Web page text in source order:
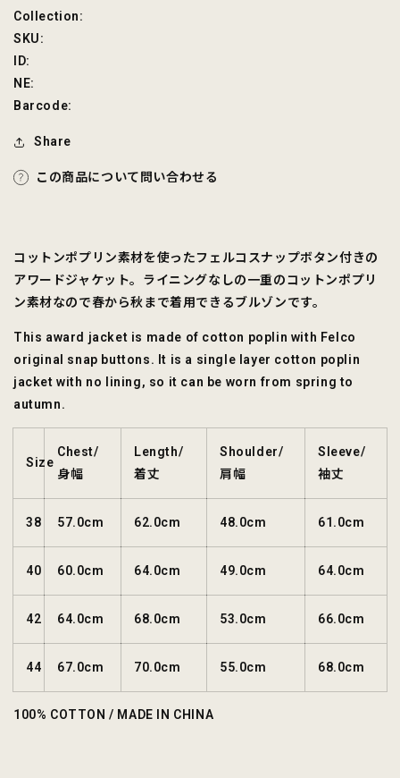
ら
SKU:
Collection:
SKU:
ID:
NE:
Barcode:
Share
この商品について問い合わせる
コットンポプリン素材を使ったフェルコスナップボタン付きの
アワードジャケット。 ライニングなしの一重のコットンポプリ
ン素材なので春から秋まで着用できるブルゾンです。
This award jacket is made of cotton poplin with Felco
original snap buttons. It is a single layer cotton poplin
jacket with no lining, so it can be worn from spring to
autumn.
Size
Chest/
身幅
Length/
着丈
Shoulder/
肩幅
Sleeve/
袖丈
38 57.0cm 62.0cm 48.0cm 61.0cm
40 60.0cm 64.0cm 49.0cm 64.0cm
42 64.0cm 68.0cm 53.0cm 66.0cm
44 67.0cm 70.0cm 55.0cm 68.0cm
100% COTTON / MADE IN CHINA